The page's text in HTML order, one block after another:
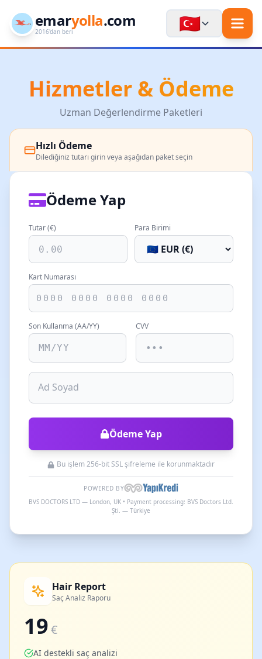
emaryolla.com
2016'dan beri 🇹🇷
Hizmetler & Ödeme
Uzman Değerlendirme Paketleri
Hızlı Ödeme
Dilediğiniz tutarı girin veya aşağıdan paket seçin
Ödeme Yap
Tutar (€) Para Birimi
Kart Numarası
Son Kullanma (AA/YY) CVV
Ad Soyad
Ödeme Yap
Bu işlem 256-bit SSL şifreleme ile korunmaktadır
POWERED BY
BVS DOCTORS LTD — London, UK • Payment processing: BVS Doctors Ltd.
Şti. — Türkiye
Hair Report
Saç Analiz Raporu
19€
AI destekli saç analizi